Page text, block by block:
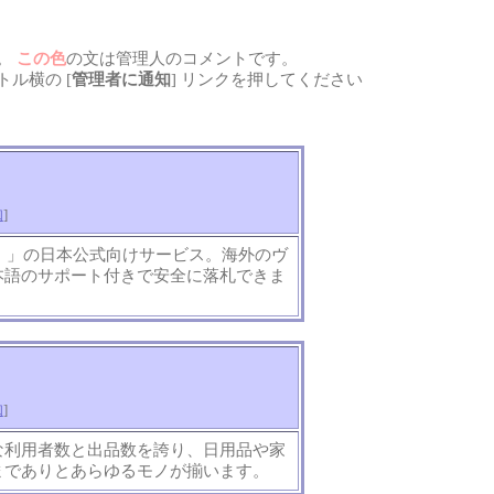
この色の文は管理人のコメントです。
ル横の [管理者に通知] リンクを押してください
]
の日本公式向けサービス。海外のヴ
のサポート付きで安全に落札できま
]
用者数と出品数を誇り、日用品や家
ありとあらゆるモノが揃います。